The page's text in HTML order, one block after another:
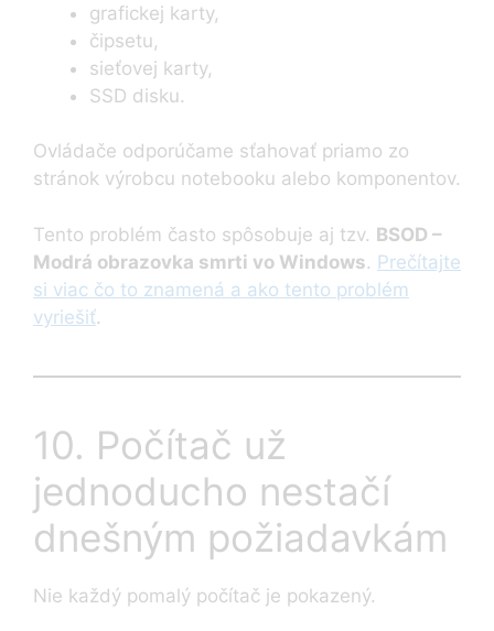
grafickej karty,
čipsetu,
sieťovej karty,
SSD disku.
Ovládače odporúčame sťahovať priamo zo
stránok výrobcu notebooku alebo komponentov.
Tento problém často spôsobuje aj tzv. BSOD –
Modrá obrazovka smrti vo Windows. Prečítajte
si viac čo to znamená a ako tento problém
vyriešiť.
10. Počítač už
jednoducho nestačí
dnešným požiadavkám
Nie každý pomalý počítač je pokazený.